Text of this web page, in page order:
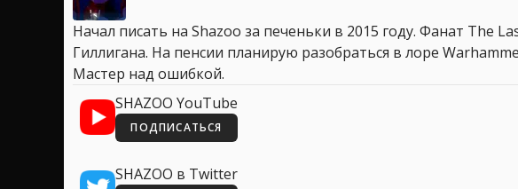
Начал писать на Shazoo за печеньки в 2015 году. Фанат The
Гиллигана. На пенсии планирую разобраться в лоре
Мастер над ошибкой.
SHAZOO YouTube
ПОДПИСАТЬСЯ
SHAZOO в Twitter